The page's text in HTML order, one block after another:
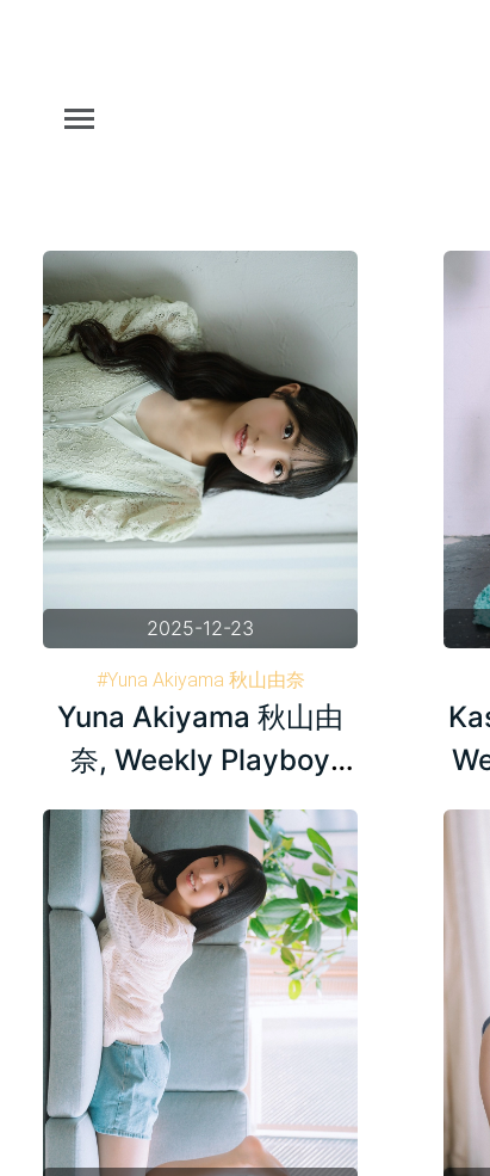
2025-12-23
#Yuna Akiyama 秋山由奈
#Weekly Playboy 週刊プレイボーイ
#AKB48
Yuna Akiyama 秋山由
奈, Weekly Playboy
Plus+ 2025.02.23